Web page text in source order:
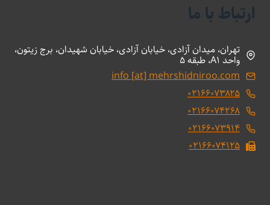
ارتباط با ما
تهران، میدان آزادی، خیابان آزادی، خیابان شهیدان، برج زیتون،
واحد A1، طبقه 5
info [at] mehrshidniroo.com
۰۲۱۶۶۰۷۳۸۲۵
۰۲۱۶۶۰۷۴۲۶۸
۰۲۱۶۶۰۷۳۹۱۴
۰۲۱۶۶۰۷۴۱۲۵